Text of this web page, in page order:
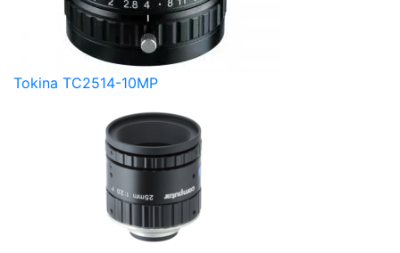
Tokina TC2514-10MP